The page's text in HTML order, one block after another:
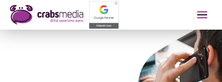
İletişime Geçip Teklinizi